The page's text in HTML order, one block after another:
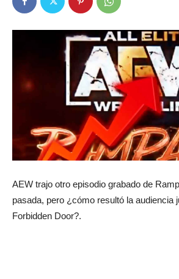
AEW trajo otro episodio grabado de
pasada, pero ¿cómo resultó la audiencia
Forbidden Door?.